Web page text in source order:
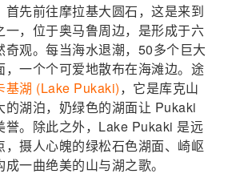
首先前往摩拉基大圆石，这是来到
一，位于奥马鲁周边，是形成于六
奇观。每当海水退潮，50多个巨大
，一个个可爱地散布在海滩边。途
基湖 (Lake Pukaki)，它是库克山
的湖泊，奶绿色的湖面让 Pukaki
誉。除此之外，Lake Pukaki 是远
，摄人心魄的绿松石色湖面、崎岖
一曲绝美的山与湖之歌。